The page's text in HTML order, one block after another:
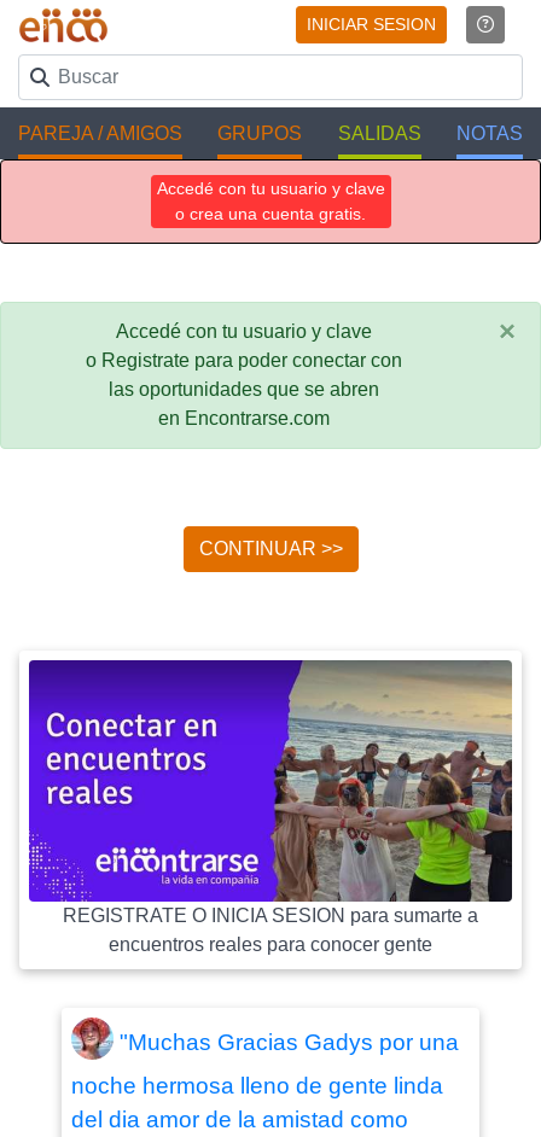
INICIAR SESION
PAREJA / AMIGOS GRUPOS SALIDAS NOTAS
Accedé con tu usuario y clave
o crea una cuenta gratis.
Accedé con tu usuario y clave
o Registrate para poder conectar con
las oportunidades que se abren
en Encontrarse.com
×
CONTINUAR >>
REGISTRATE O INICIA SESION para sumarte a
encuentros reales para conocer gente
"Muchas Gracias Gadys por una
noche hermosa lleno de gente linda
del dia amor de la amistad como